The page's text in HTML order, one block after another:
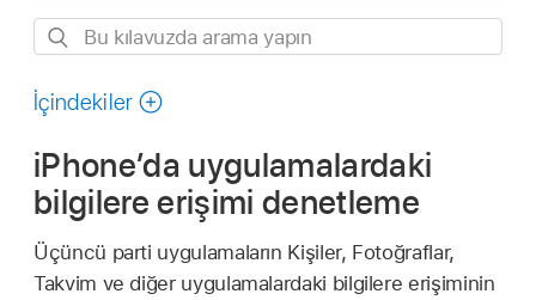
Bu
arama
İçindekiler
iPhone’da uygulamalardaki
bilgilere erişimi denetleme
Üçüncü parti uygulamaların Kişiler, Fotoğraflar,
Takvim ve diğer uygulamalardaki bilgilere erişiminin